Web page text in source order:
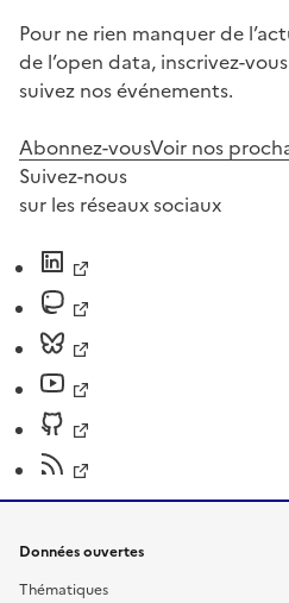
Pour ne rien manquer de
de l’open data, inscrivez-
suivez nos événements.
Abonnez-vousVoir nos
Suivez-nous
sur les réseaux sociaux
Données ouvertes
Thématiques